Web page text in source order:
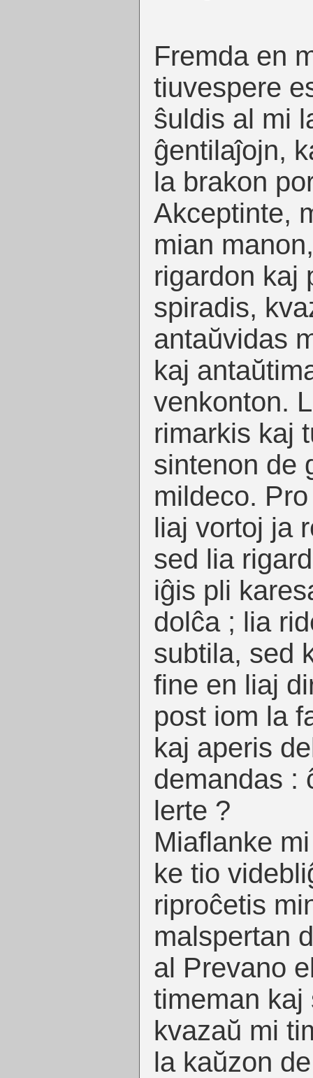
Fremda en
tiuvespere
ŝuldis al mi
ĝentilaĵojn,
la brakon
Akceptinte,
mian
rigardon kaj
spiradis,
antaŭvidas
kaj
venkonton.
rimarkis kaj
sintenon de
mildeco.
liaj vortoj ja
sed lia
iĝis pli
dolĉa ; lia
subtila, sed
fine en liaj
post iom la
kaj aperis
demandas :
lerte ?
Miaflanke
ke tio
riproĉetis
malspertan
al Prevano
timeman kaj
kvazaŭ mi
la kaŭzon